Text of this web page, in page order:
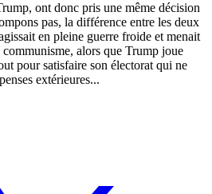
ont donc pris une même décision
pas, la différence entre les deux
en pleine guerre froide et menait
alors que Trump joue
pour satisfaire son électorat qui ne
extérieures...